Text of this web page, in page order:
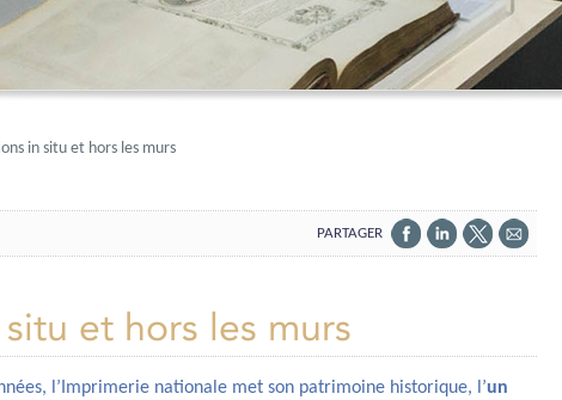
in situ et hors les murs
PARTAGER
PARTAGERPARTAGERPARTAGER
et hors les murs
l’Imprimerie nationale met son patrimoine historique, l’un